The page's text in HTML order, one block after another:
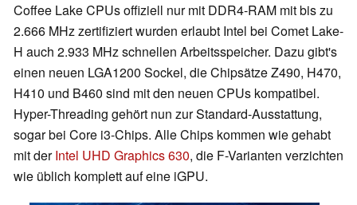
Coffee Lake CPUs offiziell nur mit DDR4-RAM mit bis zu
2.666 MHz zertifiziert wurden erlaubt Intel bei Comet Lake-
H auch 2.933 MHz schnellen Arbeitsspeicher. Dazu gibt's
einen neuen LGA1200 Sockel, die Chipsätze Z490, H470,
H410 und B460 sind mit den neuen CPUs kompatibel.
Hyper-Threading gehört nun zur Standard-Ausstattung,
sogar bei Core i3-Chips. Alle Chips kommen wie gehabt
mit derIntel UHD Graphics 630, die F-Varianten verzichten
wie üblich komplett auf eine iGPU.